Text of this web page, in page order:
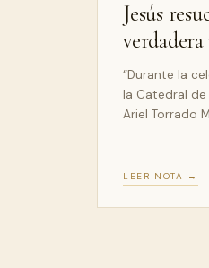
Jesús
verdadera
“Durante la
la Catedral de
Ariel Torrado
LEER NOTA →